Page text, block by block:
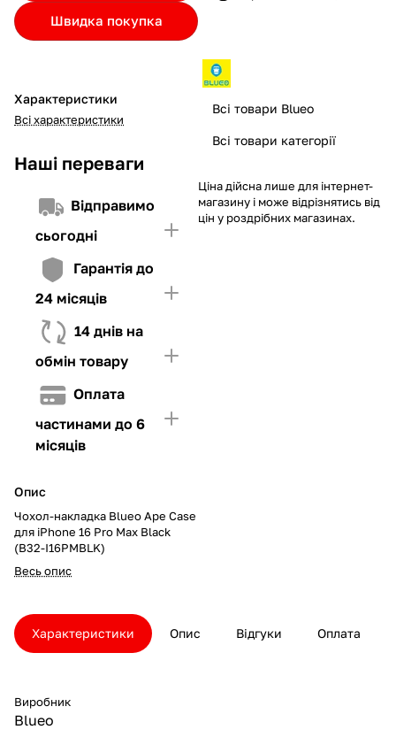
Швидка покупка
Характеристики
Всі характеристики
Наші переваги
Відправимо
сьогодні
Гарантія до
24 місяців
14 днів на
обмін товару
Оплата
частинами до 6
місяців
Опис
Чохол-накладка Blueo Ape Case
для iPhone 16 Pro Max Black
(B32-I16PMBLK)
Весь опис
Якщо ліміт нижчий за вартість товару, невистачаючу суму
потрібно внести Першим внеском
4. Мати достатньо коштів для внесення першої частини платежу
та Першого внеску (у разі потреби)
Всі товари Blueo
Всі товари категорії
Ціна дійсна лише для інтернет-
магазину і може відрізнятись від
цін у роздрібних магазинах.
Характеристики Опис Відгуки Оплата
Виробник
Blueo